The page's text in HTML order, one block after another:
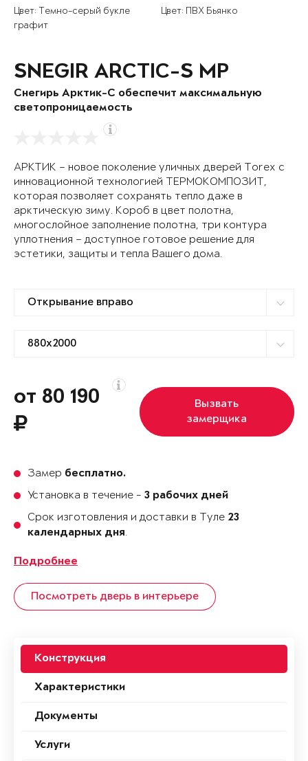
Цвет: Темно-серый букле
графит
Цвет: ПВХ Бьянко
SNEGIR ARCTIC-S MP
Снегирь Арктик-С обеспечит максимальную
светопроницаемость
АРКТИК – новое поколение уличных дверей Torex с
инновационной технологией ТЕРМОКОМПОЗИТ,
которая позволяет сохранять тепло даже в
арктическую зиму. Короб в цвет полотна,
многослойное заполнение полотна, три контура
уплотнения – доступное готовое решение для
эстетики, защиты и тепла Вашего дома.
от 80 190
Вызвать
замерщика
Замер бесплатно.
Установка в течение - 3 рабочих дней
Срок изготовления и доставки в Туле 23
календарных дня.
Подробнее
Посмотреть дверь в интерьере
Конструкция
Характеристики
Документы
Услуги